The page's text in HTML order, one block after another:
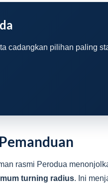
cadangkan pilihan paling
rasmi Perodua
turning radius. Ini